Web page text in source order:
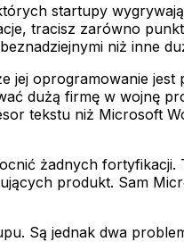
startupy
tracisz zarówno
niż inne
jej oprogramowanie
dużą firmę w wojnę
tekstu niż Microsoft
żadnych
produkt. Sam
Są jednak dwa